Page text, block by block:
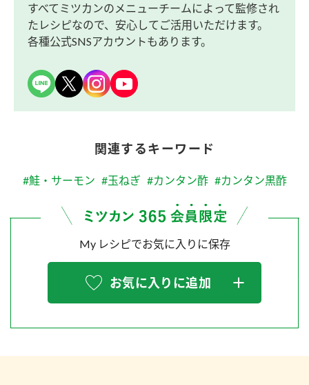
すべてミツカンのメニューチームによって監修され
たレシピなので、安心してご活用いただけます。
各種公式SNSアカウントもあります。
関連するキーワード
#鮭・サーモン #玉ねぎ #カンタン酢 #カンタン黒酢
My レシピでお気に入りに保存
お気に入りに追加